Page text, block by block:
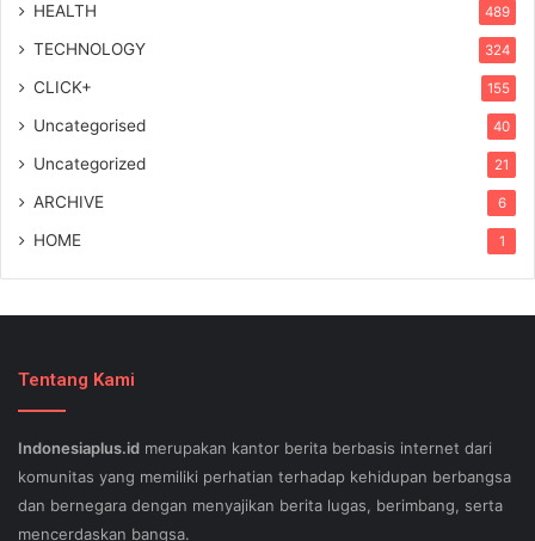
HEALTH 489
TECHNOLOGY 324
CLICK+ 155
Uncategorised 40
Uncategorized 21
ARCHIVE 6
HOME 1
Tentang Kami
Indonesiaplus.id merupakan kantor berita berbasis internet dari
komunitas yang memiliki perhatian terhadap kehidupan berbangsa
dan bernegara dengan menyajikan berita lugas, berimbang, serta
mencerdaskan bangsa.